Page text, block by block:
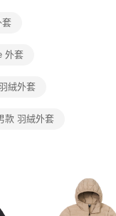
聯繫「AFTEE先享後付
support/home
享後付」服務完成之交
之同意方可使用
用戶狀況，依本公司即
若發現惡意使用之情形，
並採取法律行動。
套
外套
絨外套
款 羽絨外套